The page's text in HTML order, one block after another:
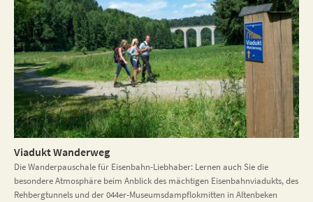
Viadukt Wanderweg
Die Wanderpauschale für Eisenbahn-Liebhaber: Lernen auch Sie die
besondere Atmosphäre beim Anblick des mächtigen Eisenbahnviadukts, des
Rehbergtunnels und der 044er-Museumsdampflokmitten in Altenbeken